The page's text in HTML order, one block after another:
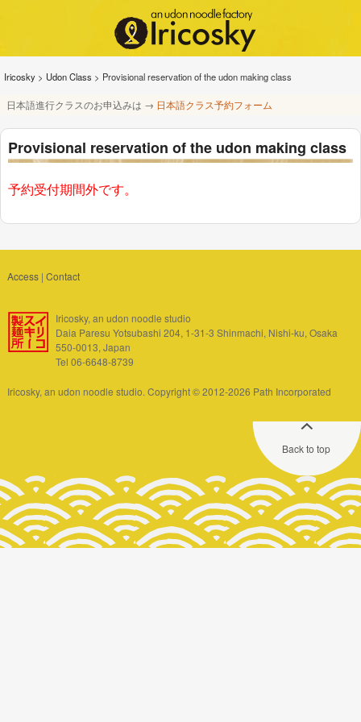
Iricosky > Udon Class > Provisional reservation of the udon making class
日本語進行クラスのお申込みは → 日本語クラス予約フォーム
Provisional reservation of the udon making class
予約受付期間外です。
Access| Contact
Iricosky, an udon noodle studio
Daia Paresu Yotsubashi 204, 1-31-3 Shinmachi, Nishi-ku, Osaka
550-0013, Japan
Tel 06-6648-8739
Iricosky, an udon noodle studio. Copyright © 2012-2026 Path Incorporated
Back to top